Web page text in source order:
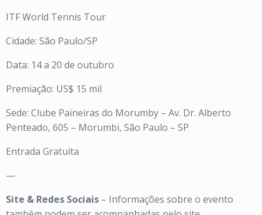
ITF World Tennis Tour
Cidade: São Paulo/SP
Data: 14 a 20 de outubro
Premiação: US$ 15 mil
Sede: Clube Paineiras do Morumby – Av. Dr. Alberto
Penteado, 605 – Morumbi, São Paulo – SP
Entrada Gratuita
—
Site & Redes Sociais – Informações sobre o evento